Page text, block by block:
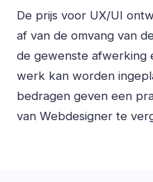
De prijs voor UX/UI
af van de omvang van
de gewenste afwerking
werk kan worden
bedragen geven een
van Webdesigner te